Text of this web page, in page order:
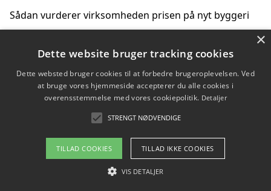
Sådan vurderer virksomheden prisen på nyt byggeri
Sådan får du hjælp til en hjemmeside uden binding
Copyright 2026 - Pilanto Aps
Om / kontakt
Blog Betingelser
×
Dette website bruger tracking cookies
Dette websted bruger cookies til at forbedre brugeroplevelsen. Ved
at bruge vores hjemmeside accepterer du alle cookies i
overensstemmelse med vores cookiepolitik. Detaljer
STRENGT NØDVENDIGE
TILLAD COOKIES TILLAD IKKE COOKIES
VIS DETALJER